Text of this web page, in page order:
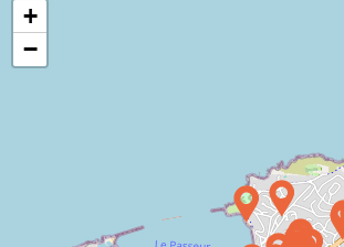
+
−